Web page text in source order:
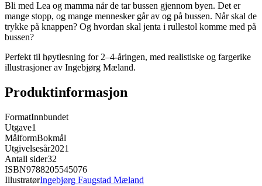
Bli med Lea og mamma når de tar bussen gjennom byen. Det er
mange stopp, og mange mennesker går av og på bussen. Når skal de
trykke på knappen? Og hvordan skal jenta i rullestol komme med på
bussen?
Perfekt til høytlesning for 2–4-åringen, med realistiske og fargerike
illustrasjoner av Ingebjørg Mæland.
Produktinformasjon
FormatInnbundet
Utgave1
MålformBokmål
Utgivelsesår2021
Antall sider32
ISBN9788205545076
IllustratørIngebjørg Faugstad Mæland